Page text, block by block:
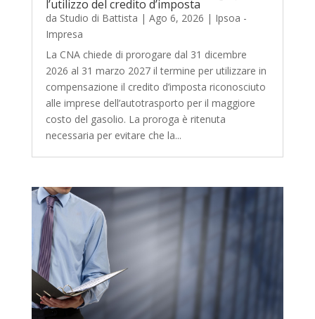
l’utilizzo del credito d’imposta
da Studio di Battista | Ago 6, 2026 | Ipsoa -
Impresa
La CNA chiede di prorogare dal 31 dicembre
2026 al 31 marzo 2027 il termine per utilizzare in
compensazione il credito d’imposta riconosciuto
alle imprese dell’autotrasporto per il maggiore
costo del gasolio. La proroga è ritenuta
necessaria per evitare che la...